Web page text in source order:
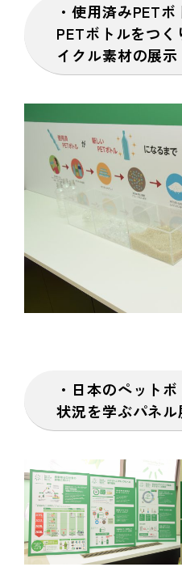
・使用済みPET
PETボトルをつ
イクル素材の展示
・日本のペット
状況を学ぶパネ